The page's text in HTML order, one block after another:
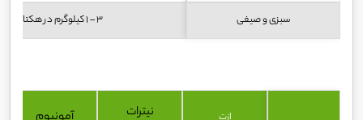
سبزی و صیفی 3 – 1 کیلوگرم در هکتار
نیترات